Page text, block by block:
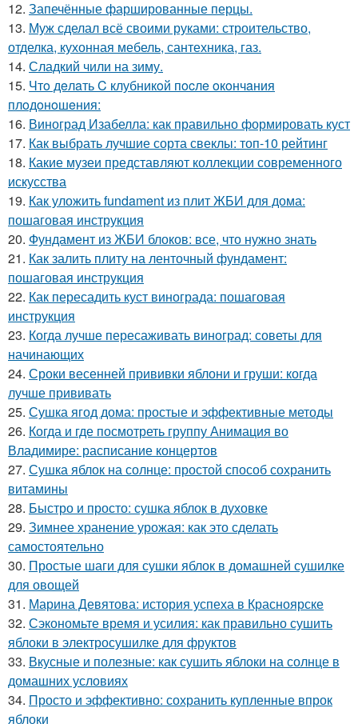
12. Запечённые фаршированные перцы.
13. Муж сделал всё своими руками: строительство,
отделка, кухонная мебель, сантехника, газ.
14. Сладкий чили на зиму.
15. Чтo дeлaть C клубникoй пocлe oкoнчaния
плoдoнoшeния:
16. Виноград Изабелла: как правильно формировать куст
17. Как выбрать лучшие сорта свеклы: топ-10 рейтинг
18. Какие музеи представляют коллекции современного
искусства
19. Как уложить fundament из плит ЖБИ для дома:
пошаговая инструкция
20. Фундамент из ЖБИ блоков: все, что нужно знать
21. Как залить плиту на ленточный фундамент:
пошаговая инструкция
22. Как пересадить куст винограда: пошаговая
инструкция
23. Когда лучше пересаживать виноград: советы для
начинающих
24. Сроки весенней прививки яблони и груши: когда
лучше прививать
25. Сушка ягод дома: простые и эффективные методы
26. Когда и где посмотреть группу Анимация во
Владимире: расписание концертов
27. Сушка яблок на солнце: простой способ сохранить
витамины
28. Быстро и просто: сушка яблок в духовке
29. Зимнее хранение урожая: как это сделать
самостоятельно
30. Простые шаги для сушки яблок в домашней сушилке
для овощей
31. Марина Девятова: история успеха в Красноярске
32. Сэкономьте время и усилия: как правильно сушить
яблоки в электросушилке для фруктов
33. Вкусные и полезные: как сушить яблоки на солнце в
домашних условиях
34. Просто и эффективно: сохранить купленные впрок
яблоки